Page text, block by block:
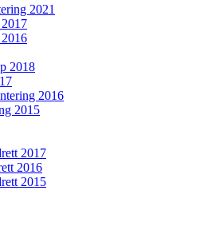
2021
2018
2016
2015
2017
2016
2015